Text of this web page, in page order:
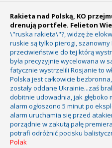
Rakieta nad Polską, KO
drenują portfele. Felieton
\"ruska rakieta\"?, widzę że
ruskie są tylko pierogi,
przeciwieństwie do tej którą
była precyzyjnie wycelowana w
fatycznie wystrzelili Rosjanie to
Polska jest całkowicie
zostały oddane Ukrainie...zaś
dobitnie udowadnia, jak głęboko
alarm ogłoszono 5 minut po
alarm uruchamia się przed
porządnie w zakutą pałę
potrafi odróżnić pocisku
Polak